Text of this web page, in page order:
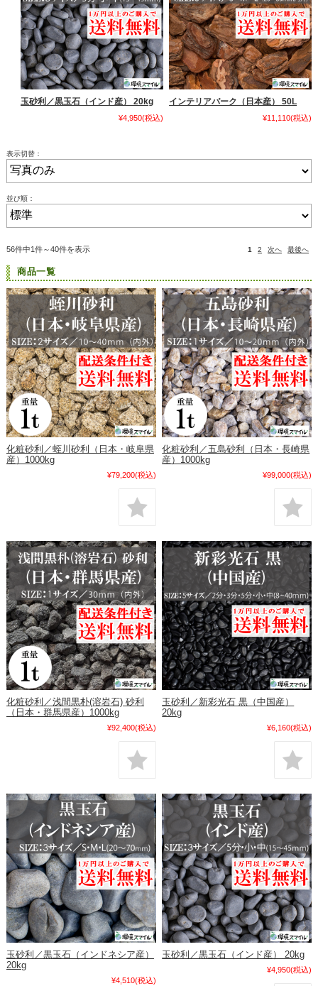
玉砂利／黒玉石（インド産） 20kg
¥4,950(税込)
インテリアバーク（日本産） 50L
¥11,110(税込)
表示切替：
並び順：
56件中1件～40件を表示 1 2 次へ 最後へ
商品一覧
化粧砂利／蛭川砂利（日本・岐阜県
産）1000kg
¥79,200(税込)
化粧砂利／五島砂利（日本・長崎県
産）1000kg
¥99,000(税込)
化粧砂利／浅間黒朴(溶岩石) 砂利
（日本・群馬県産）1000kg
¥92,400(税込)
玉砂利／新彩光石 黒（中国産）
20kg
¥6,160(税込)
玉砂利／黒玉石（インドネシア産）
20kg
¥4,510(税込)
玉砂利／黒玉石（インド産） 20kg
¥4,950(税込)